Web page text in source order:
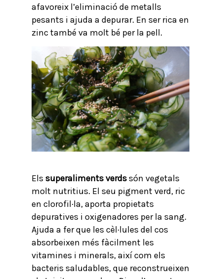
afavoreix l’eliminació de metalls
pesants i ajuda a depurar. En ser rica en
zinc també va molt bé per la pell.
Els superaliments verdssón vegetals
molt nutritius. El seu pigment verd, ric
en clorofil·la, aporta propietats
depuratives i oxigenadores per la sang.
Ajuda a fer que les cèl·lules del cos
absorbeixen més fàcilment les
vitamines i minerals, així com els
bacteris saludables, que reconstrueixen